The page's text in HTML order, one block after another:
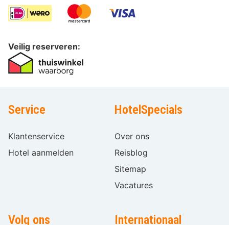
Veilig reserveren:
Service
Klantenservice
Hotel aanmelden
HotelSpecials
Over ons
Reisblog
Sitemap
Vacatures
Volg ons Internationaal